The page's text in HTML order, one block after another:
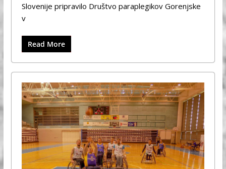
Slovenije pripravilo Društvo paraplegikov Gorenjske
v
Read More